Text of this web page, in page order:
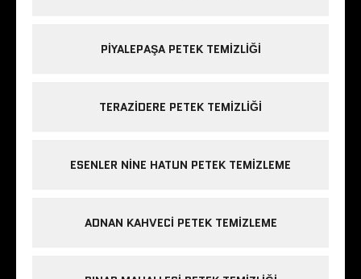
PIYALEPAŞA PETEK TEMIZLIĞI
TERAZIDERE PETEK TEMIZLIĞI
ESENLER NINE HATUN PETEK TEMIZLEME
ADNAN KAHVECI PETEK TEMIZLEME